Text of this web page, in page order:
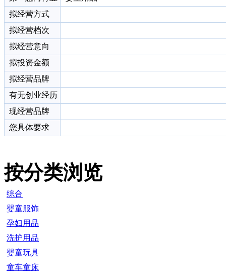
拟经营方式
拟经营档次
拟经营意向
拟投资金额
拟经营品牌
有无创业经历
现经营品牌
您具体要求
按分类浏览
综合
婴童服饰
孕妇用品
洗护用品
婴童玩具
童车童床